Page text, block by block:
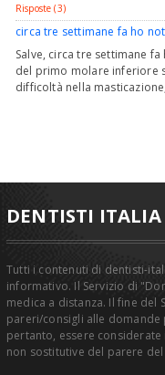
Risposte (3)
circa tre settimane fa ho
Salve, circa tre settimane
del primo molare inferiore
difficoltà nella
DENTISTI ITALIA
Tutti i contenuti di dentisti-
informativo. Il Servizio di
medica a distanza. Il fine del
pareri/consigli alle domande
pertanto, essere
non sostitutive del parere